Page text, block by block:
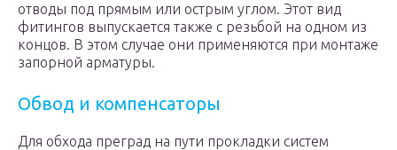
отводы под прямым или острым углом. Этот вид
фитингов выпускается также с резьбой на одном из
концов. В этом случае они применяются при монтаже
запорной арматуры.
Обвод и компенсаторы
Для обхода преград на пути прокладки систем